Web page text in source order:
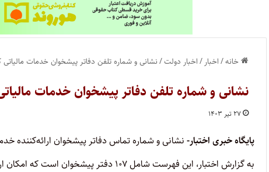
خانه/اخبار /اخبار دولت/نشانی و شماره تلفن دفاتر پیشخوان خدمات مالیاتی
نشانی و شماره تلفن دفاتر پیشخوان خدمات
۲۷ تیر ۱۴۰۳
پایگاه خبری اختبار- نشانی و شماره تماس دفاتر پیشخوان ارائه‌کننده
به گزارش اختبار، این فهرست شامل ۱۰۷ دفتر پیشخوان است که امکان ارائه خدمات و فعالیت‌های مالیاتی به مؤدیان را دارا هستند.